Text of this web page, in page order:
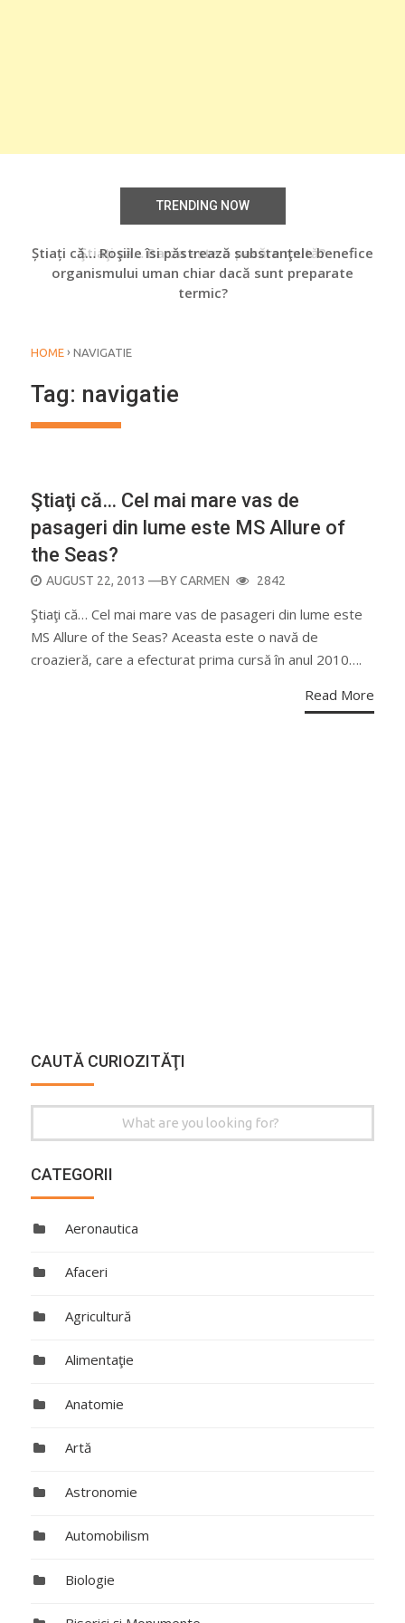
TRENDING NOW
Ştiaţi că… Barza este o pasăre mută?
Știați că… Roşiile îsi păstrează substanţele benefice
organismului uman chiar dacă sunt preparate
termic?
HOME › NAVIGATIE
Tag: navigatie
Ştiaţi că… Cel mai mare vas de
pasageri din lume este MS Allure of
the Seas?
POSTED
AUGUST 22, 2013 —BYCARMEN 2842
Ştiaţi că… Cel mai mare vas de pasageri din lume este
MS Allure of the Seas? Aceasta este o navă de
croazieră, care a efecturat prima cursă în anul 2010….
Read More
CAUTĂ CURIOZITĂŢI
for:
CATEGORII
Aeronautica
Afaceri
Agricultură
Alimentaţie
Anatomie
Artă
Astronomie
Automobilism
Biologie